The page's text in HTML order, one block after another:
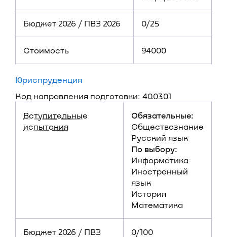
Бюджет 2026 / ПВЗ 2026 0/25
Стоимость 94000
Юриспруденция
Код направления подготовки: 40.03.01
Вступительные
испытания
Обязательные:
Обществознание
Русский язык
По выбору:
Информатика
Иностранный
язык
История
Математика
Бюджет 2026 / ПВЗ
0/100